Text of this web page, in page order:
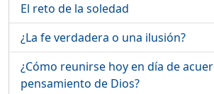
El reto de la soledad
¿La fe verdadera o una ilusión?
¿Cómo reunirse hoy en día de
pensamiento de Dios?